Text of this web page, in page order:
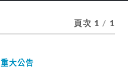
頁次 1 / 1
重大公告